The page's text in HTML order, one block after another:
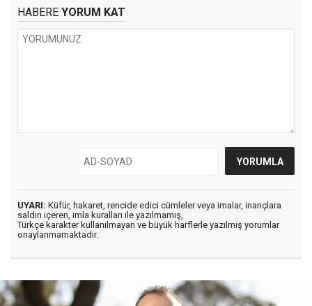
HABERE YORUM KAT
UYARI: Küfür, hakaret, rencide edici cümleler veya imalar, inançlara
saldırı içeren, imla kuralları ile yazılmamış,
Türkçe karakter kullanılmayan ve büyük harflerle yazılmış yorumlar
onaylanmamaktadır.